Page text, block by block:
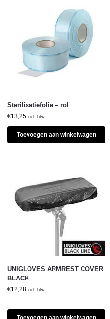
Sterilisatiefolie – rol
€13,25 incl. btw
Toevoegen aan winkelwagen
UNIGLOVES ARMREST COVER
BLACK
€12,28 incl. btw
Toevoegen aan winkelwagen